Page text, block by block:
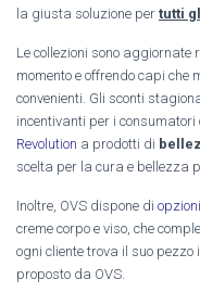
la giusta soluzione per tutti
Le collezioni sono aggiornate
momento e offrendo capi che
convenienti. Gli sconti
incentivanti per i consumatori
Revolution a prodotti di
scelta per la cura e bellezza
Inoltre, OVS dispone di
creme corpo e viso, che
ogni cliente trova il suo
proposto da OVS.